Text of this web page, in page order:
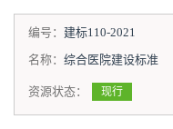
编号： 建标110-2021
名称： 综合医院建设标准
资源状态： 现行